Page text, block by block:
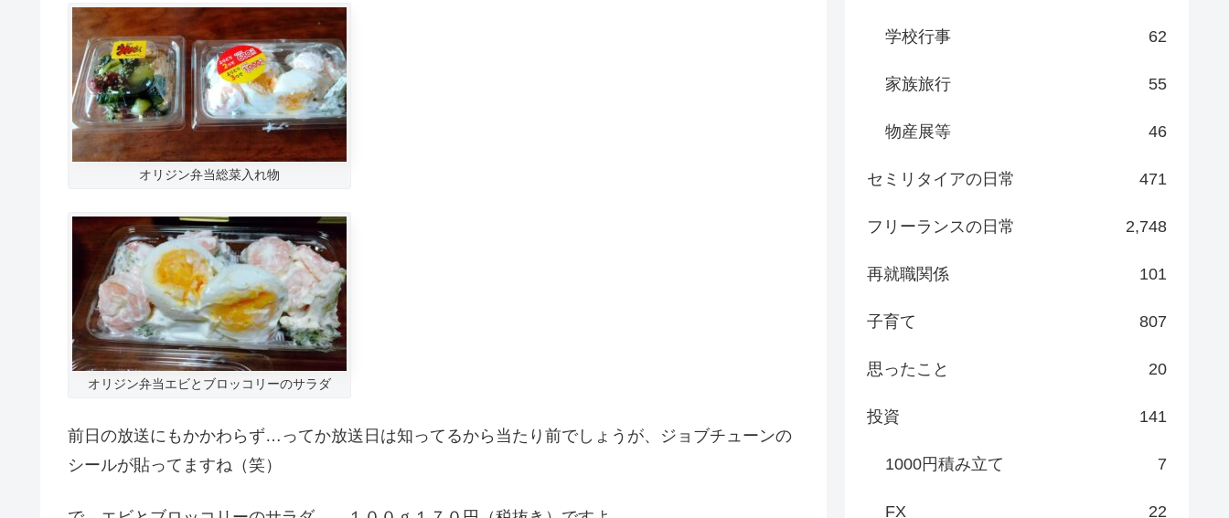
オリジン弁当総菜入れ物
オリジン弁当エビとブロッコリーのサラダ
前日の放送にもかかわらず…ってか放送日は知ってるから当たり前でしょうが、ジョブチューンの
シールが貼ってますね（笑）
学校行事 62
家族旅行 55
物産展等 46
セミリタイアの日常 471
フリーランスの日常 2,748
再就職関係 101
子育て 807
思ったこと 20
投資 141
1000円積み立て 7
FX 22